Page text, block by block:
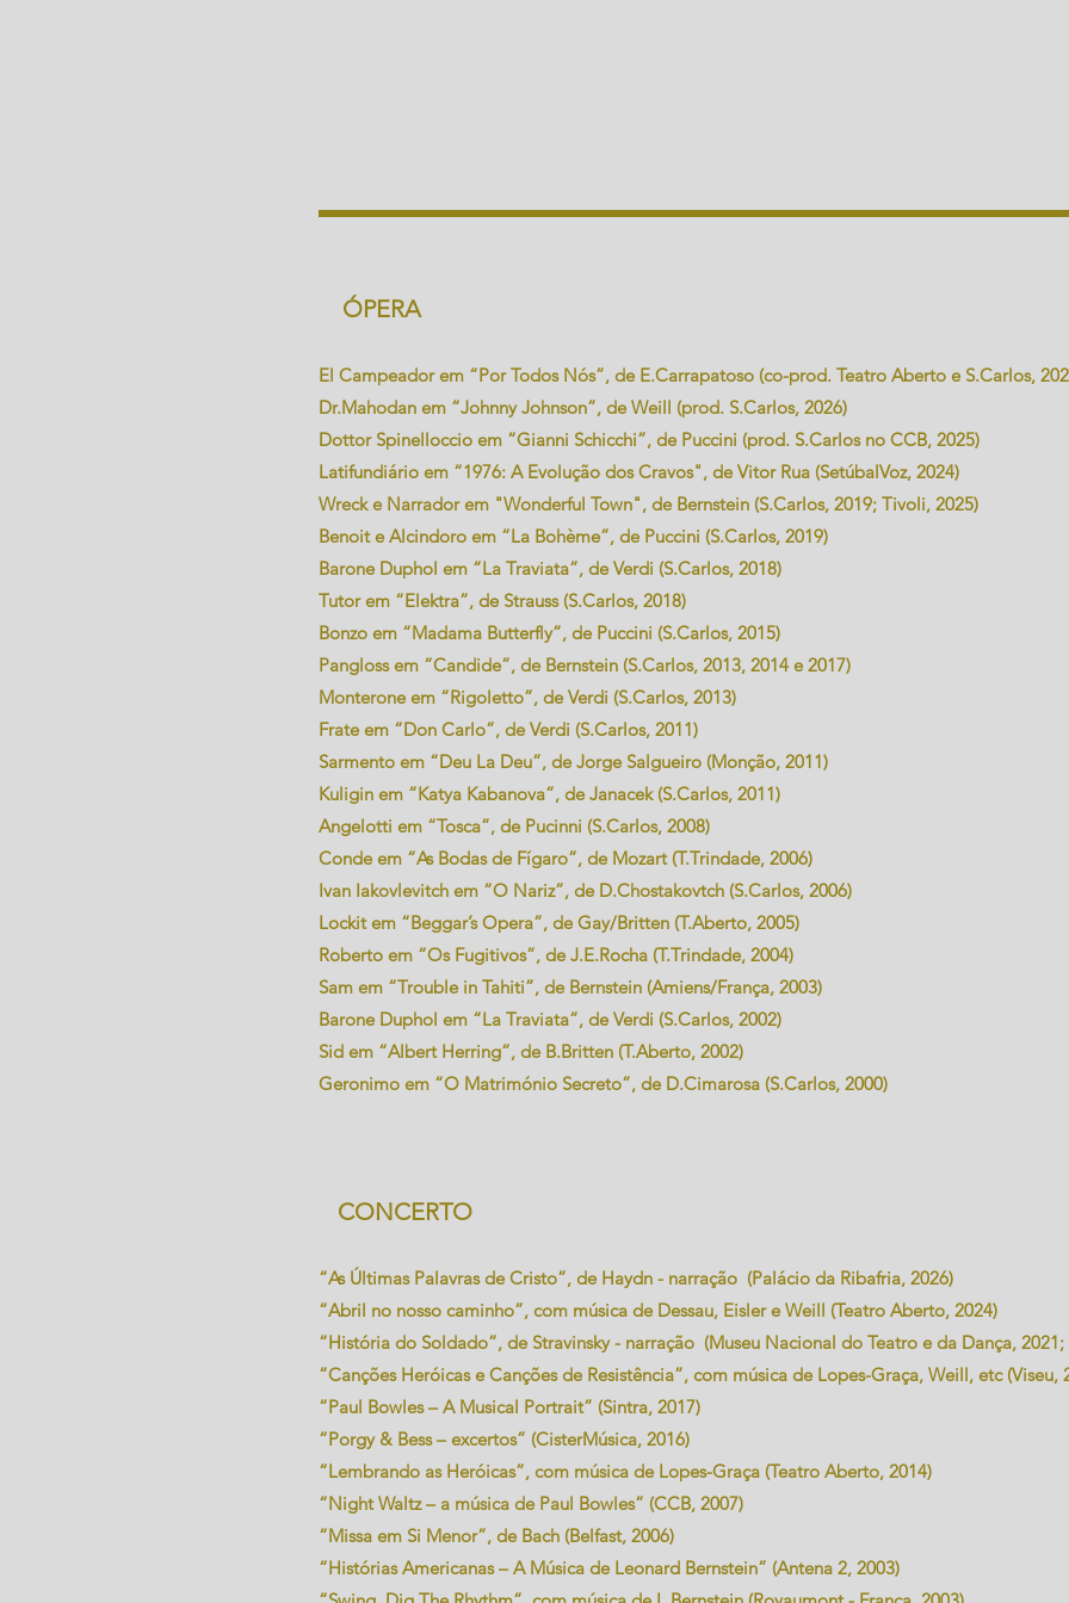
ÓPERA
El Campeador em “Por Todos Nós”, de E.Carrapatoso (co-prod. Teatro Aberto e S.Carlos,
Dr.Mahodan em “Johnny Johnson”, de Weill (prod. S.Carlos, 2026)
Dottor Spinelloccio em “Gianni Schicchi”, de Puccini (prod. S.Carlos no CCB, 2025)
Latifundiário em “1976: A Evolução dos Cravos", de Vitor Rua (SetúbalVoz, 2024)
Wreck e Narrador em "Wonderful Town", de Bernstein (S.Carlos, 2019; Tivoli, 2025)
Benoit e Alcindoro em “La Bohème”, de Puccini (S.Carlos, 2019)
Barone Duphol em “La Traviata”, de Verdi (S.Carlos, 2018)
Tutor em “Elektra”, de Strauss (S.Carlos, 2018)
Bonzo em “Madama Butterfly”, de Puccini (S.Carlos, 2015)
Pangloss em “Candide”, de Bernstein (S.Carlos, 2013, 2014 e 2017)
Monterone em “Rigoletto”, de Verdi (S.Carlos, 2013)
Frate em “Don Carlo”, de Verdi (S.Carlos, 2011)
Sarmento em “Deu La Deu”, de Jorge Salgueiro (Monção, 2011)
Kuligin em “Katya Kabanova”, de Janacek (S.Carlos, 2011)
Angelotti em “Tosca”, de Pucinni (S.Carlos, 2008)
Conde em “As Bodas de Fígaro”, de Mozart (T.Trindade, 2006)
Ivan Iakovlevitch em “O Nariz”, de D.Chostakovtch (S.Carlos, 2006)
Lockit em “Beggar’s Opera”, de Gay/Britten (T.Aberto, 2005)
Roberto em “Os Fugitivos”, de J.E.Rocha (T.Trindade, 2004)
Sam em “Trouble in Tahiti”, de Bernstein (Amiens/França, 2003)
Barone Duphol em “La Traviata”, de Verdi (S.Carlos, 2002)
Sid em “Albert Herring”, de B.Britten (T.Aberto, 2002)
Geronimo em “O Matrimónio Secreto”, de D.Cimarosa (S.Carlos, 2000)
CONCERTO
“As Últimas Palavras de Cristo”, de Haydn - narração (Palácio da Ribafria, 2026)
“Abril no nosso caminho”, com música de Dessau, Eisler e Weill (Teatro Aberto, 2024)
“História do Soldado”, de Stravinsky - narração (Museu Nacional do Teatro e da Dança, 2021;
“Canções Heróicas e Canções de Resistência”, com música de Lopes-Graça, Weill, etc (Viseu,
“Paul Bowles – A Musical Portrait” (Sintra, 2017)
“Porgy & Bess – excertos” (CisterMúsica, 2016)
“Lembrando as Heróicas”, com música de Lopes-Graça (Teatro Aberto, 2014)
“Night Waltz – a música de Paul Bowles” (CCB, 2007)
“Missa em Si Menor”, de Bach (Belfast, 2006)
“Histórias Americanas – A Música de Leonard Bernstein” (Antena 2, 2003)